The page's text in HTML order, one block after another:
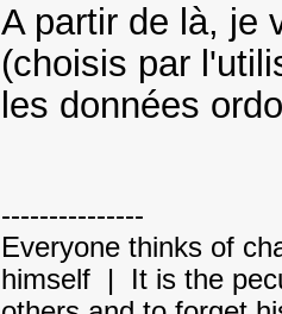
A partir de là, je
(choisis par
les données
---------------
Everyone thinks of
himself | It is the